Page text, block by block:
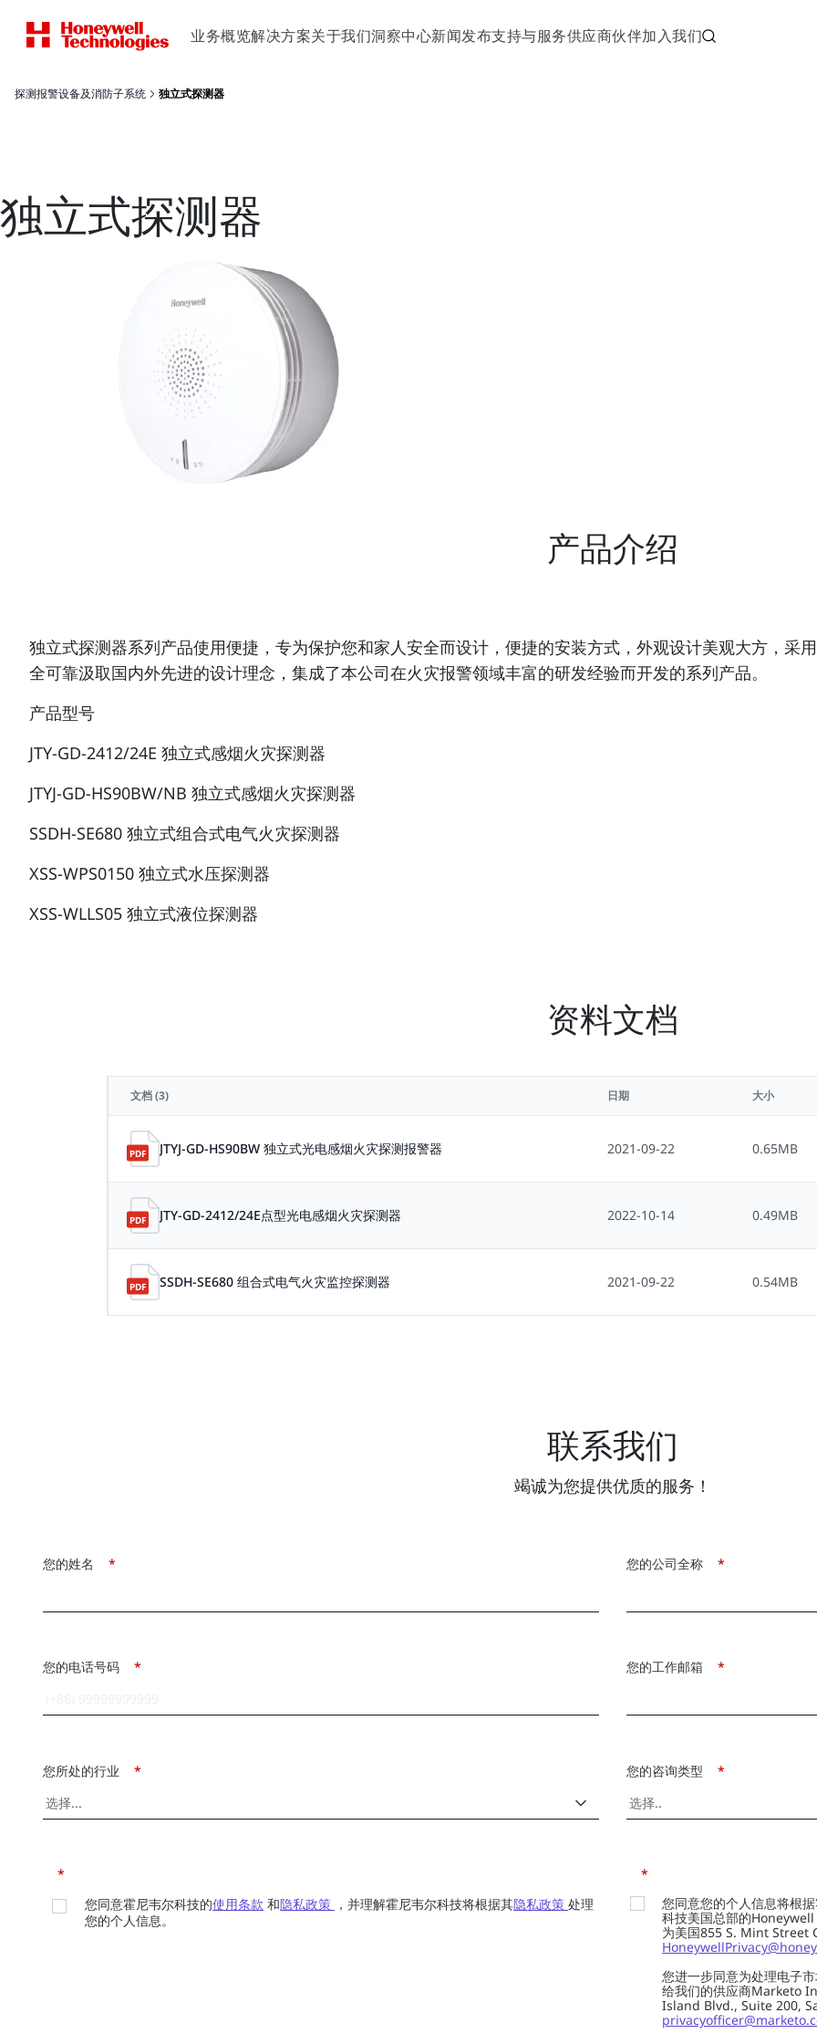
业务概览解决方案关于我们洞察中心新闻发布支持与服务供应商伙伴加入我们
探测报警设备及消防子系统 独立式探测器
独立式探测器
产品介绍
独立式探测器系列产品使用便捷，专为保护您和家人安全而设计，便捷的安装方式，外观设计美观大方，采
全可靠汲取国内外先进的设计理念，集成了本公司在火灾报警领域丰富的研发经验而开发的系列产品。
产品型号
JTY-GD-2412/24E 独立式感烟火灾探测器
JTYJ-GD-HS90BW/NB 独立式感烟火灾探测器
SSDH-SE680 独立式组合式电气火灾探测器
XSS-WPS0150 独立式水压探测器
XSS-WLLS05 独立式液位探测器
资料文档
文档(3) 日期 大小
JTYJ-GD-HS90BW 独立式光电感烟火灾探测报警器 2021-09-22 0.65MB
JTY-GD-2412/24E点型光电感烟火灾探测器 2022-10-14 0.49MB
SSDH-SE680 组合式电气火灾监控探测器 2021-09-22 0.54MB
联系我们
竭诚为您提供优质的服务！
*
您的姓名 *
您的公司全称
*
您的电话号码 *
您的工作邮箱
*
您所处的行业 *
您的咨询类型
*
您同意霍尼韦尔科技的使用条款 和隐私政策 ，并理解霍尼韦尔科技将根据其隐私政策 处理
您的个人信息。
*
您同意您的个人信息将根
科技美国总部的
为美国855 S. Mint Street
您进一步同意为处理电子
给我们的供应商Marketo
Island Blvd., Suite 200,